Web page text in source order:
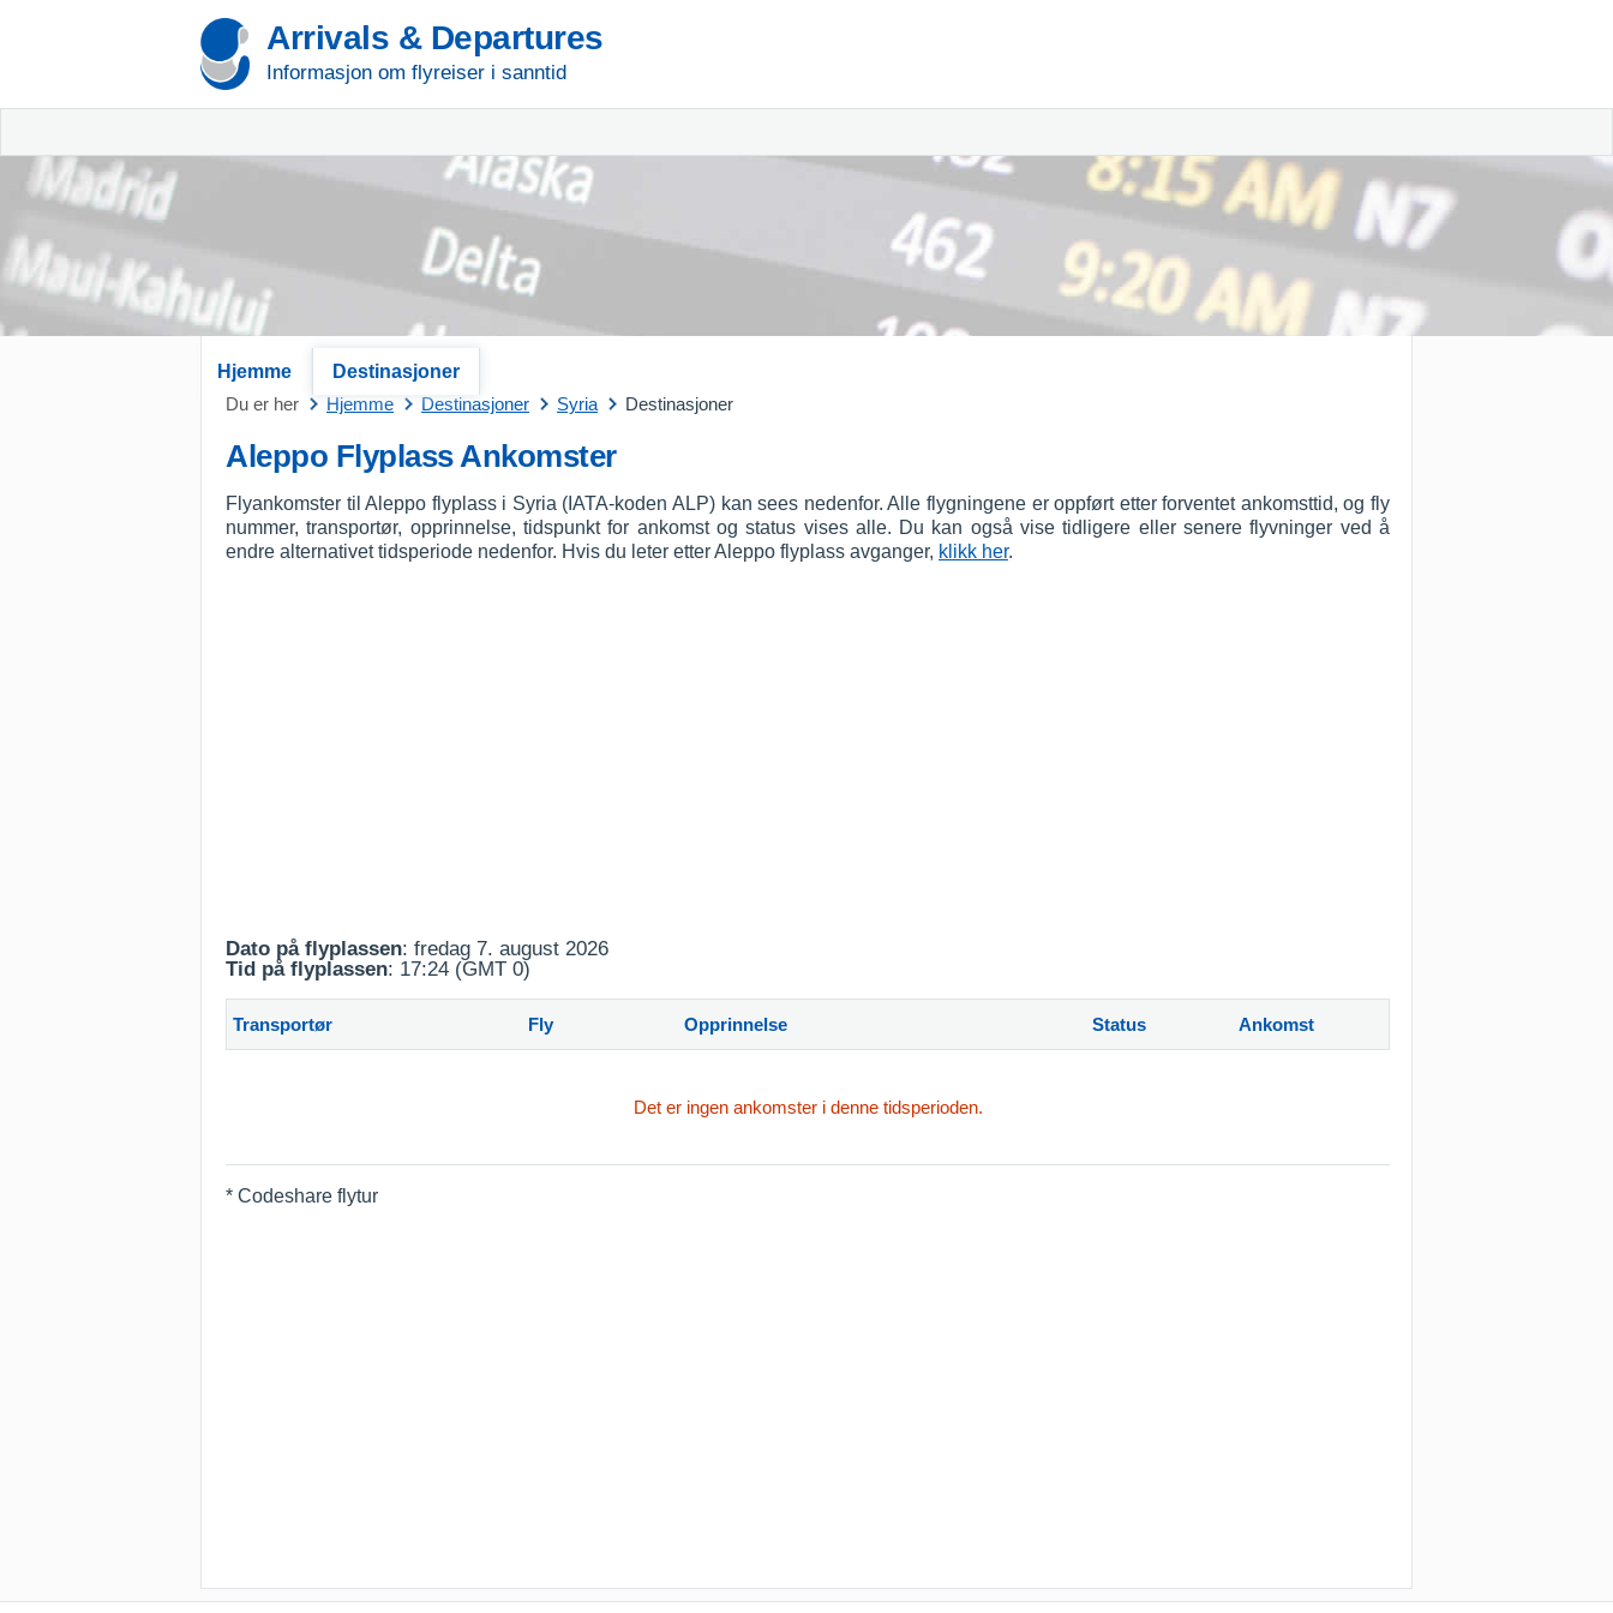
Arrivals & Departures
Informasjon om flyreiser i sanntid
Hjemme
Destinasjoner
Du er her
Hjemme Destinasjoner Syria Destinasjoner
Aleppo Flyplass Ankomster
Flyankomster til Aleppo flyplass i Syria (IATA-koden ALP) kan sees nedenfor. Alle flygningene er oppført etter forventet ankomsttid, og fly
nummer, transportør, opprinnelse, tidspunkt for ankomst og status vises alle. Du kan også vise tidligere eller senere flyvninger ved å
endre alternativet tidsperiode nedenfor. Hvis du leter etter Aleppo flyplass avganger, klikk her.
Dato på flyplassen: fredag 7. august 2026
Tid på flyplassen: 17:24 (GMT 0)
Transportør Fly Opprinnelse Status Ankomst
Det er ingen ankomster i denne tidsperioden.
* Codeshare flytur